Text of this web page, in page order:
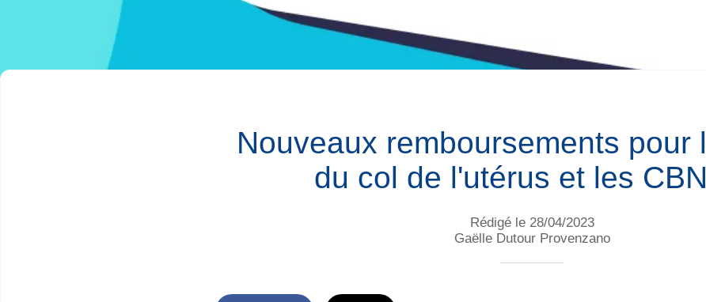
Nouveaux remboursements pour
du col de l'utérus et les
Rédigé le 28/04/2023
Gaëlle Dutour Provenzano